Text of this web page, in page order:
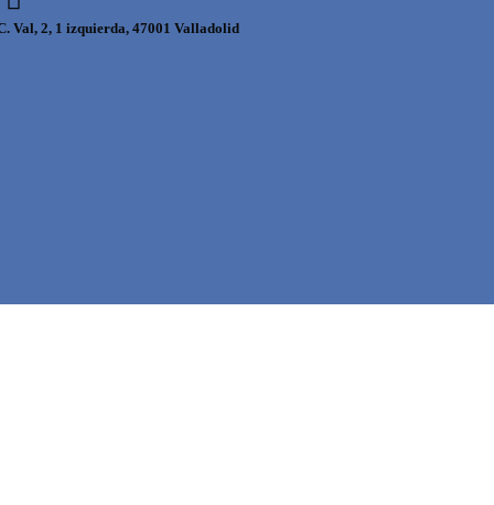
Val, 2, 1 izquierda, 47001 Valladolid